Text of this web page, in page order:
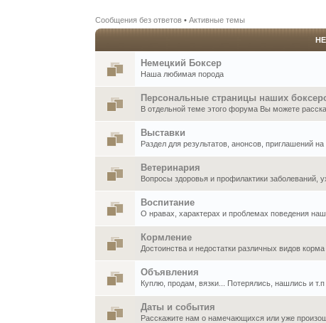
Сообщения без ответов •Активные темы
Немецкий Боксер
Наша любимая порода
Персональные страницы наших
В отдельной теме этого форума Вы можете
Выставки
Раздел для результатов, анонсов, приглашений
Ветеринария
Вопросы здоровья и профилактики
Воспитание
О нравах, характерах и проблемах поведения
Кормление
Достоинства и недостатки различных видов
Объявления
Куплю, продам, вязки... Потерялись, нашлись и т.п
Даты и события
Расскажите нам о намечающихся или уже